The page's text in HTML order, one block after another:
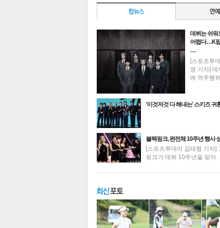
기
최신뉴스
데뷔는 쉬워
어렵다…K
…
[스포츠투
영 기자] 데
에 역주행
'이것저것 다 해내는' 스키즈
블랙핑크, 완전체 10주년 행사
[스포츠투데이 김태형 기자]
핑크가 데뷔 10주년을 맞아